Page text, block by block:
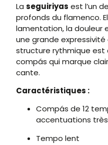
La seguiriyas est l’un
profonds du flamenco.
lamentation, la douleur
une grande
structure rythmique est
compás qui marque
cante.
Caractéristiques :
Compás de 12
accentuations
Tempo lent